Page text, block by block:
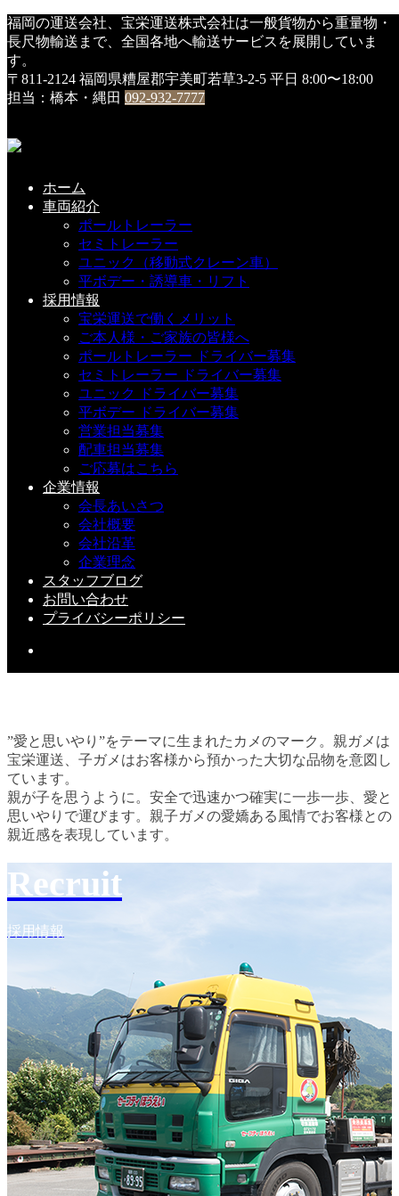
福岡の運送会社、宝栄運送株式会社は一般貨物から重量物・
長尺物輸送まで、全国各地へ輸送サービスを展開していま
す。
〒811-2124 福岡県糟屋郡宇美町若草3-2-5 平日 8:00〜18:00
担当：橋本・縄田 092-932-7777
ホーム
車両紹介
ポールトレーラー
セミトレーラー
ユニック（移動式クレーン車）
平ボデー・誘導車・リフト
採用情報
宝栄運送で働くメリット
ご本人様・ご家族の皆様へ
ポールトレーラー ドライバー募集
セミトレーラー ドライバー募集
ユニック ドライバー募集
平ボデー ドライバー募集
営業担当募集
配車担当募集
ご応募はこちら
企業情報
会長あいさつ
会社概要
会社沿革
企業理念
スタッフブログ
お問い合わせ
プライバシーポリシー
HOME
DSC00968
DSC00968
こちらの記事もどうぞ
新社屋 ”地鎮祭”
2019-06-07(Fri)
自然の力
2019-01-29(Tue)
『トラック・退車式』
2020-01-20(Mon)
”愛と思いやり”をテーマに生まれたカメのマーク。親ガメは
宝栄運送、子ガメはお客様から預かった大切な品物を意図し
ています。
親が子を思うように。安全で迅速かつ確実に一歩一歩、愛と
思いやりで運びます。親子ガメの愛嬌ある風情でお客様との
親近感を表現しています。
Recruit
採用情報